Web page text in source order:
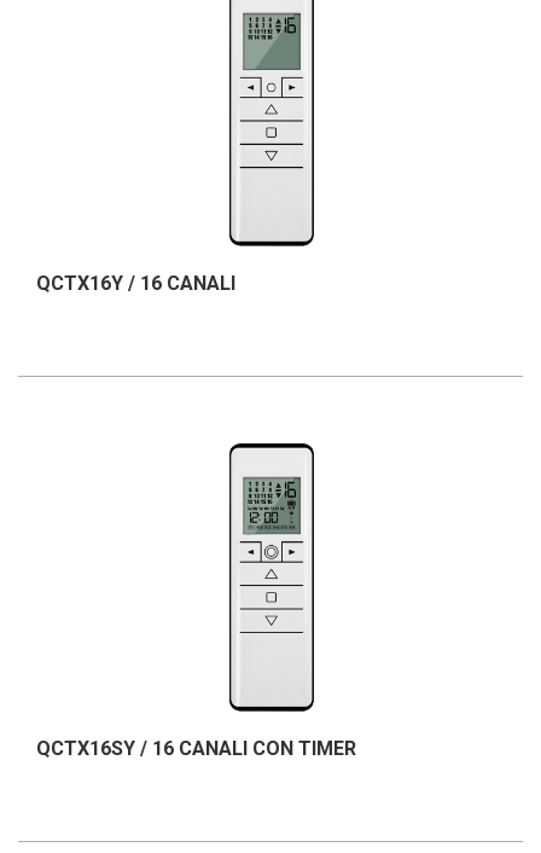
QCTX16Y / 16 CANALI
QCTX16SY / 16 CANALI CON TIMER